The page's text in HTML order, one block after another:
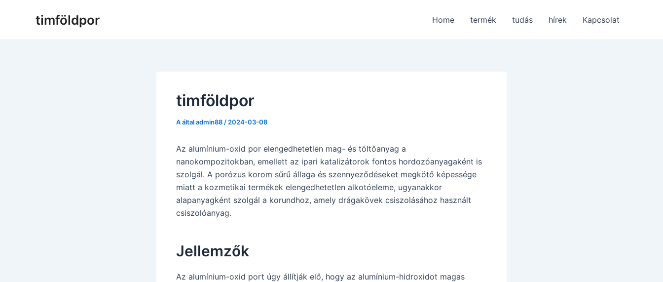
timföldpor Home termék tudás hírek Kapcsolat
timföldpor
A általadmin88 / 2024-03-08
Az alumínium-oxid por elengedhetetlen mag- és töltőanyag a
nanokompozitokban, emellett az ipari katalizátorok fontos hordozóanyagaként is
szolgál. A porózus korom sűrű állaga és szennyeződéseket megkötő képessége
miatt a kozmetikai termékek elengedhetetlen alkotóeleme, ugyanakkor
alapanyagként szolgál a korundhoz, amely drágakövek csiszolásához használt
csiszolóanyag.
Jellemzők
Az alumínium-oxid port úgy állítják elő, hogy az alumínium-hidroxidot magas